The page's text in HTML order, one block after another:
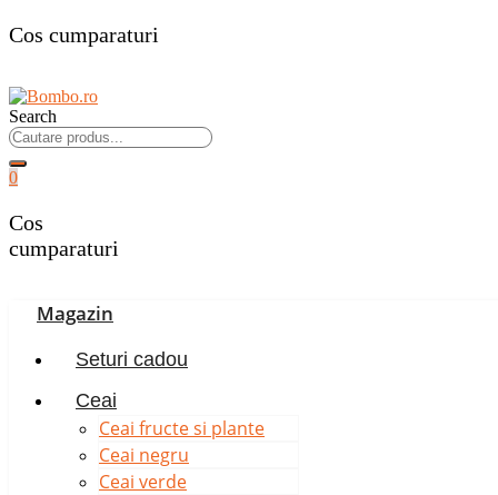
Cos cumparaturi
Search
0
Cos
cumparaturi
Magazin
Seturi cadou
Ceai
Ceai fructe si plante
Ceai negru
Ceai verde